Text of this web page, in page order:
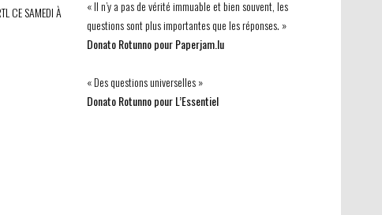
« Il n’y a pas de vérité immuable et bien souvent, les
questions sont plus importantes que les réponses. »
Donato Rotunno pour Paperjam.lu
« Des questions universelles »
Donato Rotunno pour L’Essentiel
CE SAMEDI À